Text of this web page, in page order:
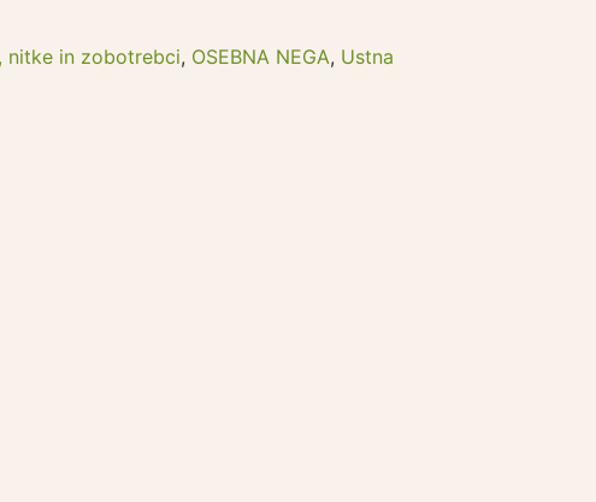
nitke in zobotrebci, OSEBNA NEGA, Ustna